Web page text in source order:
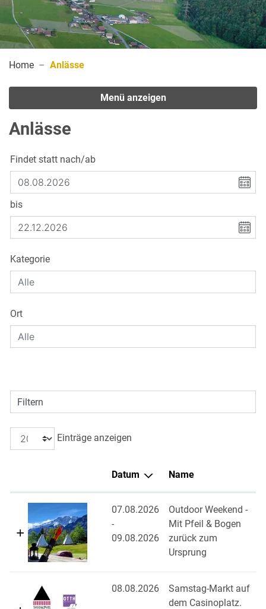
Home Anlässe(ausgewählt)
Menü anzeigen
Anlässe
Findet statt nach/ab
bis
Kategorie
Ort
Filtern
Einträge anzeigen
Datum Name
07.08.2026
-
09.08.2026
Outdoor Weekend -
Mit Pfeil & Bogen
zurück zum
Ursprung
08.08.2026
Samstag-Markt auf
dem Casinoplatz.